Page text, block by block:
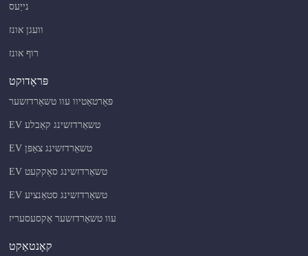
נייַעס
וועגן אונז
רוף אונז
פּראָדוקט
פּאָרטאַטיוו עוו טשאַרדזשער
EV טשאַרדזשינג קאַבלע
EV טשאַרדזשינג צאַפּן
EV טשאַרדזשינג סאָקקעט
EV טשאַרדזשינג סטאַנציע
עוו טשאַרדזשער אַקסעסעריז
קאָנטאַקט